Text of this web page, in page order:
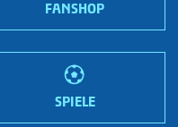
FANSHOP
SPIELE